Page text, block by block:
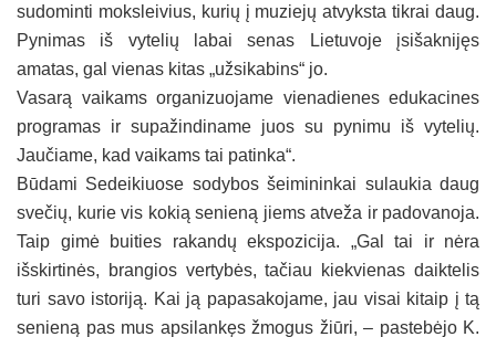
sudominti moksleivius, kurių į muziejų atvyksta tikrai daug.
Pynimas iš vytelių labai senas Lietuvoje įsišaknijęs
amatas, gal vienas kitas „užsikabins“ jo.
Vasarą vaikams organizuojame vienadienes edukacines
programas ir supažindiname juos su pynimu iš vytelių.
Jaučiame, kad vaikams tai patinka“.
Būdami Sedeikiuose sodybos šeimininkai sulaukia daug
svečių, kurie vis kokią senieną jiems atveža ir padovanoja.
Taip gimė buities rakandų ekspozicija. „Gal tai ir nėra
išskirtinės, brangios vertybės, tačiau kiekvienas daiktelis
turi savo istoriją. Kai ją papasakojame, jau visai kitaip į tą
senieną pas mus apsilankęs žmogus žiūri, – pastebėjo K.